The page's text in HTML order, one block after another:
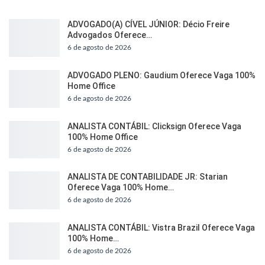
ADVOGADO(A) CÍVEL JÚNIOR: Décio Freire
Advogados Oferece…
6 de agosto de 2026
ADVOGADO PLENO: Gaudium Oferece Vaga 100%
Home Office
6 de agosto de 2026
ANALISTA CONTÁBIL: Clicksign Oferece Vaga
100% Home Office
6 de agosto de 2026
ANALISTA DE CONTABILIDADE JR: Starian
Oferece Vaga 100% Home…
6 de agosto de 2026
ANALISTA CONTÁBIL: Vistra Brazil Oferece Vaga
100% Home…
6 de agosto de 2026